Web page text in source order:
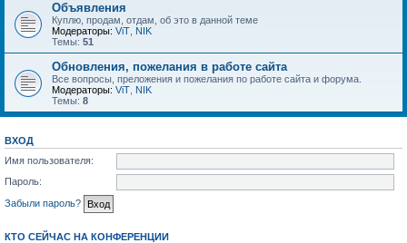
Объявления
Куплю, продам, отдам, об это в данной теме
Модераторы: ViT NIK
Темы: 51
Обновления, пожелания в работе сайта
Все вопросы, преложения и пожелания по работе сайта и форума.
Модераторы: ViT NIK
Темы: 8
ВХОД
Имя пользователя:
Пароль:
Забыли пароль?
КТО СЕЙЧАС НА КОНФЕРЕНЦИИ